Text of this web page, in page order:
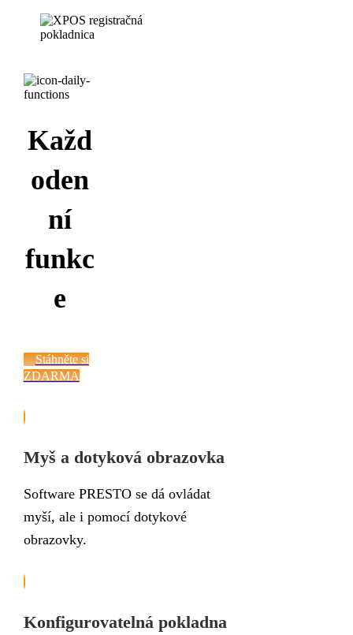
Každ
oden
ní
funkc
e
Stáhněte si
ZDARMA
Myš a dotyková obrazovka
Software PRESTO se dá ovládat
myší, ale i pomocí dotykové
obrazovky.
Konfigurovatelná pokladna